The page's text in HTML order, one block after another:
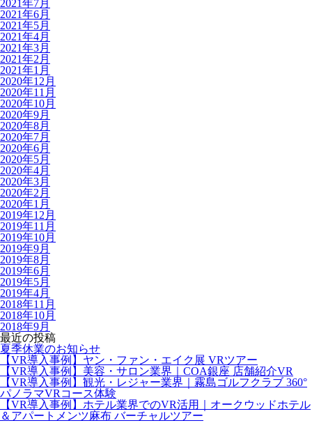
2021年7月
2021年6月
2021年5月
2021年4月
2021年3月
2021年2月
2021年1月
2020年12月
2020年11月
2020年10月
2020年9月
2020年8月
2020年7月
2020年6月
2020年5月
2020年4月
2020年3月
2020年2月
2020年1月
2019年12月
2019年11月
2019年10月
2019年9月
2019年8月
2019年6月
2019年5月
2019年4月
2018年11月
2018年10月
2018年9月
最近の投稿
夏季休業のお知らせ
【VR導入事例】ヤン・ファン・エイク展 VRツアー
【VR導入事例】美容・サロン業界｜COA銀座 店舗紹介VR
【VR導入事例】観光・レジャー業界｜霧島ゴルフクラブ 360°
パノラマVRコース体験
【VR導入事例】ホテル業界でのVR活用｜オークウッドホテル
＆アパートメンツ麻布 バーチャルツアー